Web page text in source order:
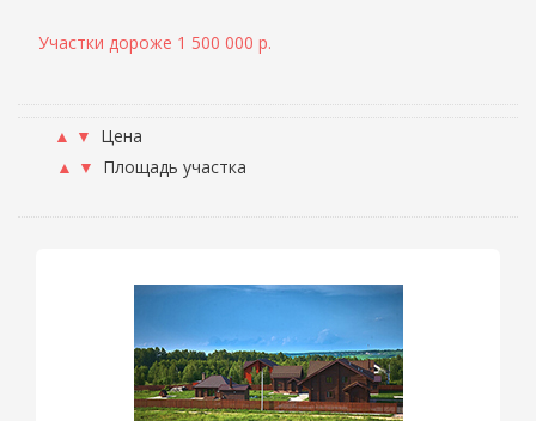
Участки дороже 1 500 000 р.
Цена
▲ ▼
Площадь участка
▲ ▼